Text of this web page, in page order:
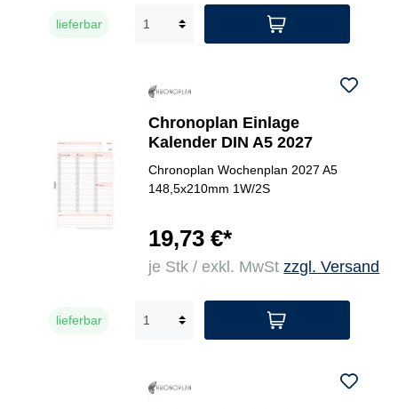
lieferbar
Chronoplan Einlage
Kalender DIN A5 2027
Chronoplan Wochenplan 2027 A5
148,5x210mm 1W/2S
19,73 €*
je Stk / exkl. MwStzzgl. Versand
lieferbar